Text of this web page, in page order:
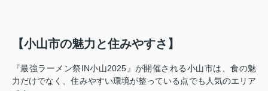
【小山市の魅力と住みやすさ】
『最強ラーメン祭IN小山2025』が開催される小山市は、食の魅
力だけでなく、住みやすい環境が整っている点でも人気のエリア